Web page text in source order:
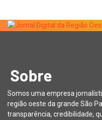
Sobre
Somos uma empresa
região oeste da grande São
transparência, credibilidade,